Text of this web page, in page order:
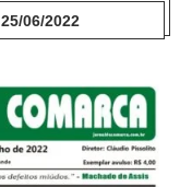
06/2022